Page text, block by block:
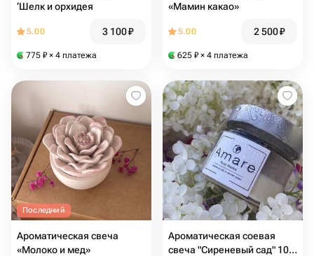
‘Шелк и орхидея
5.00 3 100₽
775 ₽ × 4 платежа
«Мамин какао»
5.00 2 500₽
625 ₽ × 4 платежа
Последний
Ароматическая свеча
«Молоко и мед»
Ароматическая соевая
свеча "Сиреневый сад" 100